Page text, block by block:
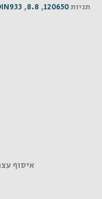
תגיות120650
,
8.8
,
איסוף